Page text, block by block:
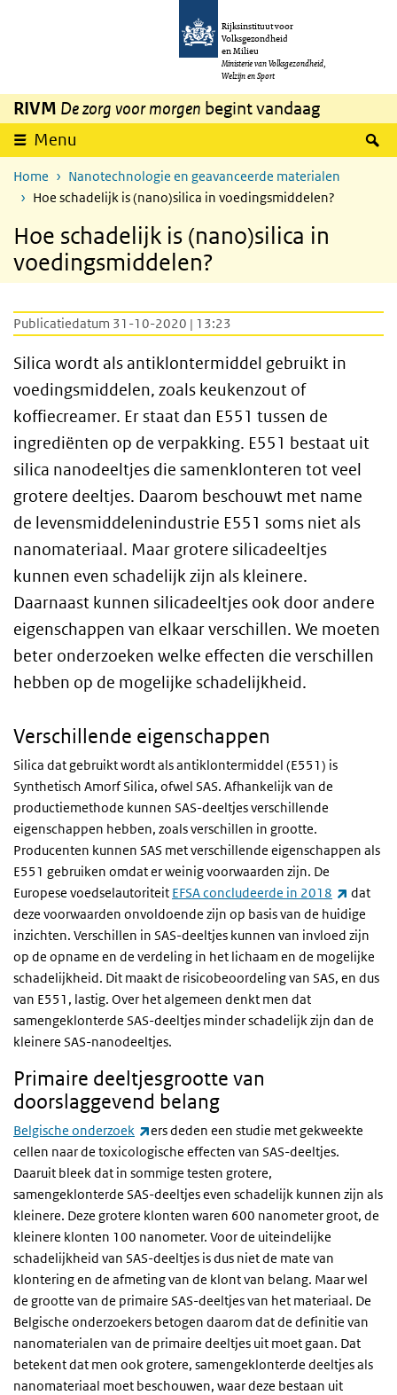
Overslaan en naar de inhoud gaan
Rijksinstituut voor
Volksgezondheid
en Milieu
Ministerie van Volksgezondheid,
Welzijn en Sport
RIVM De zorg voor morgen begint vandaag
Menu
Home
Nanotechnologie en geavanceerde materialen
Hoe schadelijk is (nano)silica in voedingsmiddelen?
Hoe schadelijk is (nano)silica in
voedingsmiddelen?
Publicatiedatum 31-10-2020 | 13:23
Silica wordt als antiklontermiddel gebruikt in
voedingsmiddelen, zoals keukenzout of
koffiecreamer. Er staat dan E551 tussen de
ingrediënten op de verpakking. E551 bestaat uit
silica nanodeeltjes die samenklonteren tot veel
grotere deeltjes. Daarom beschouwt met name
de levensmiddelenindustrie E551 soms niet als
nanomateriaal. Maar grotere silicadeeltjes
kunnen even schadelijk zijn als kleinere.
Daarnaast kunnen silicadeeltjes ook door andere
eigenschappen van elkaar verschillen. We moeten
beter onderzoeken welke effecten die verschillen
hebben op de mogelijke schadelijkheid.
Verschillende eigenschappen
Silica dat gebruikt wordt als antiklontermiddel (E551) is
Synthetisch Amorf Silica, ofwel SAS. Afhankelijk van de
productiemethode kunnen SAS-deeltjes verschillende
eigenschappen hebben, zoals verschillen in grootte.
Producenten kunnen SAS met verschillende eigenschappen als
E551 gebruiken omdat er weinig voorwaarden zijn. De
Europese voedselautoriteit EFSA concludeerde in 2018
dat
deze voorwaarden onvoldoende zijn op basis van de huidige
inzichten. Verschillen in SAS-deeltjes kunnen van invloed zijn
op de opname en de verdeling in het lichaam en de mogelijke
schadelijkheid. Dit maakt de risicobeoordeling van SAS, en dus
van E551, lastig. Over het algemeen denkt men dat
samengeklonterde SAS-deeltjes minder schadelijk zijn dan de
kleinere SAS-nanodeeltjes.
Primaire deeltjesgrootte van
doorslaggevend belang
Belgische onderzoek (externe link)
ers deden een studie met gekweekte
cellen naar de toxicologische effecten van SAS-deeltjes.
Daaruit bleek dat in sommige testen grotere,
samengeklonterde SAS-deeltjes even schadelijk kunnen zijn als
kleinere. Deze grotere klonten waren 600 nanometer groot, de
kleinere klonten 100 nanometer. Voor de uiteindelijke
schadelijkheid van SAS-deeltjes is dus niet de mate van
klontering en de afmeting van de klont van belang. Maar wel
de grootte van de primaire SAS-deeltjes van het materiaal. De
Belgische onderzoekers betogen daarom dat de definitie van
nanomaterialen van de primaire deeltjes uit moet gaan. Dat
betekent dat men ook grotere, samengeklonterde deeltjes als
nanomateriaal moet beschouwen, waar deze bestaan uit